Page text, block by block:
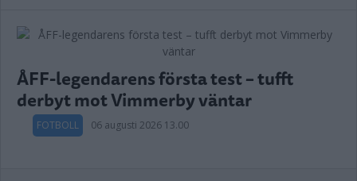
ÅFF-legendarens första test – tufft
derbyt mot Vimmerby väntar
FOTBOLL 06 augusti 2026 13.00